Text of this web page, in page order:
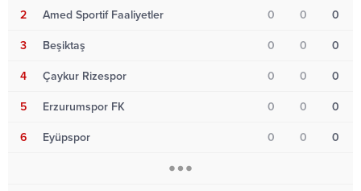
2 Amed Sportif Faaliyetler 0 0 0
3 Beşiktaş 0 0 0
4 Çaykur Rizespor 0 0 0
5 Erzurumspor FK 0 0 0
6 Eyüpspor 0 0 0